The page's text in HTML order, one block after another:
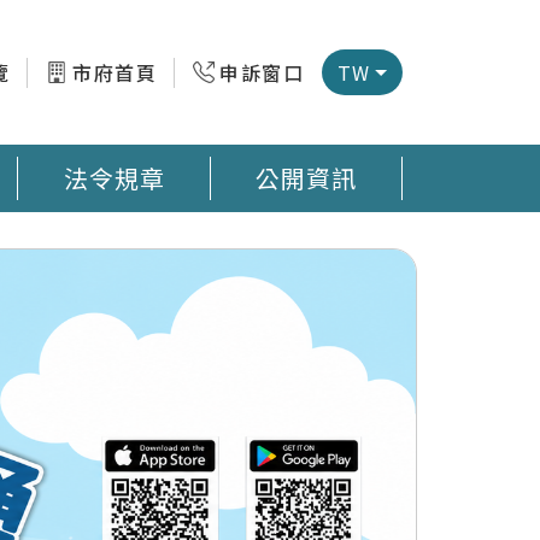
市府首頁 申訴窗口 TW
法令規章 公開資訊
測器地圖 臺南市公廁地圖 回收站地圖網預防登革熱